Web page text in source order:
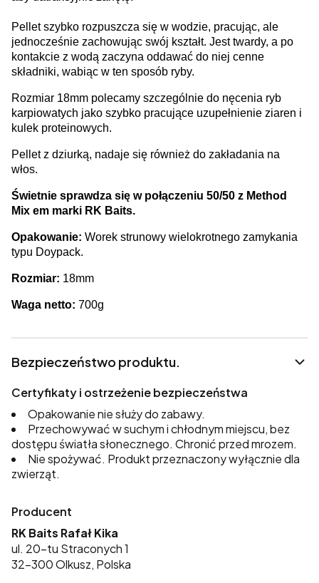
Pellet szybko rozpuszcza się w wodzie, pracując, ale
jednocześnie zachowując swój kształt. Jest twardy, a po
kontakcie z wodą zaczyna oddawać do niej cenne
składniki, wabiąc w ten sposób ryby.
Rozmiar 18mm polecamy szczególnie do nęcenia ryb
karpiowatych jako szybko pracujące uzupełnienie ziaren i
kulek proteinowych.
Pellet z dziurką, nadaje się również do zakładania na
włos.
Świetnie sprawdza się w połączeniu 50/50 z Method
Mix em marki RK Baits.
Opakowanie: Worek strunowy wielokrotnego zamykania
typu Doypack.
Rozmiar: 18mm
Waga netto: 700g
Bezpieczeństwo produktu.
Certyfikaty i ostrzeżenie bezpieczeństwa
Opakowanie nie służy do zabawy.
Przechowywać w suchym i chłodnym miejscu, bez
dostępu światła słonecznego. Chronić przed mrozem.
Nie spożywać. Produkt przeznaczony wyłącznie dla
zwierząt.
Producent
RK Baits Rafał Kika
ul. 20-tu Straconych 1
32-300 Olkusz, Polska